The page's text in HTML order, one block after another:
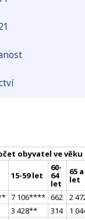
obyvatel ve věku
15-59 let
60-
64
let
65
let
7 106**** 662
2
3 428** 314
1